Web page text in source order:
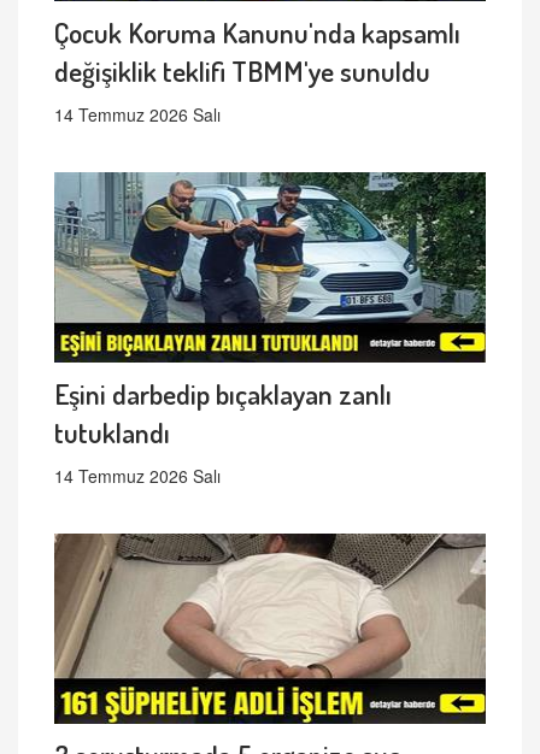
Çocuk Koruma Kanunu'nda kapsamlı
değişiklik teklifi TBMM'ye sunuldu
14 Temmuz 2026 Salı
Eşini darbedip bıçaklayan zanlı
tutuklandı
14 Temmuz 2026 Salı